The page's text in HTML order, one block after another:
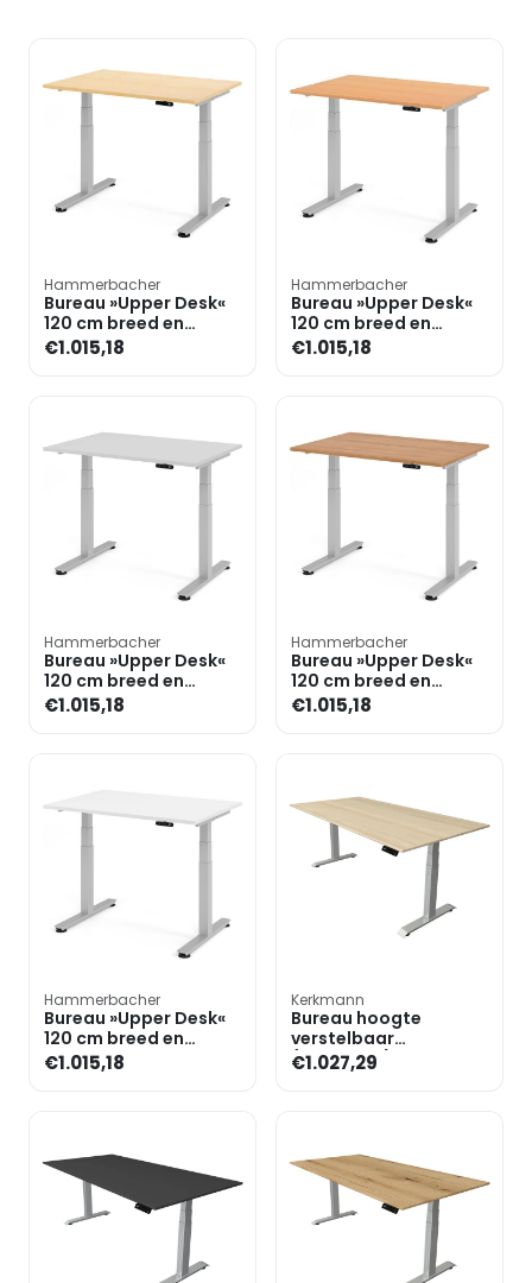
Hammerbacher
Bureau »Upper Desk«
120 cm breed en
elektrisch in hoogte
verstelbaar tot 128,5 c
€1.015,18
Hammerbacher
Bureau »Upper Desk«
120 cm breed en
elektrisch in hoogte
verstelbaar tot 128,5 c
€1.015,18
Hammerbacher
Bureau »Upper Desk«
120 cm breed en
elektrisch in hoogte
verstelbaar tot 128,5 c
€1.015,18
Hammerbacher
Bureau »Upper Desk«
120 cm breed en
elektrisch in hoogte
verstelbaar tot 128,5 c
€1.015,18
Hammerbacher
Bureau »Upper Desk«
120 cm breed en
elektrisch in hoogte
verstelbaar tot 128,5 c
€1.015,18
Kerkmann
Bureau hoogte
verstelbaar
(elektrisch) »Move 4«
200 cm T-poot
€1.027,29